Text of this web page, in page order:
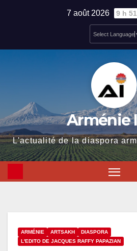
7 août 2026 9 h
Select Language
Arménie
L'actualité de la diaspora
ARMÉNIE ARTSAKH
DIASPORA
L'EDITO DE JACQUES RAFFY PAPAZIAN